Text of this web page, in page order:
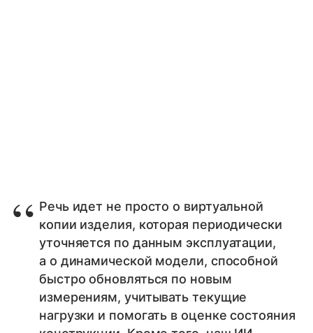
Речь идет не просто о виртуальной
копии изделия, которая периодически
уточняется по данным эксплуатации,
а о динамической модели, способной
быстро обновляться по новым
измерениям, учитывать текущие
нагрузки и помогать в оценке состояния